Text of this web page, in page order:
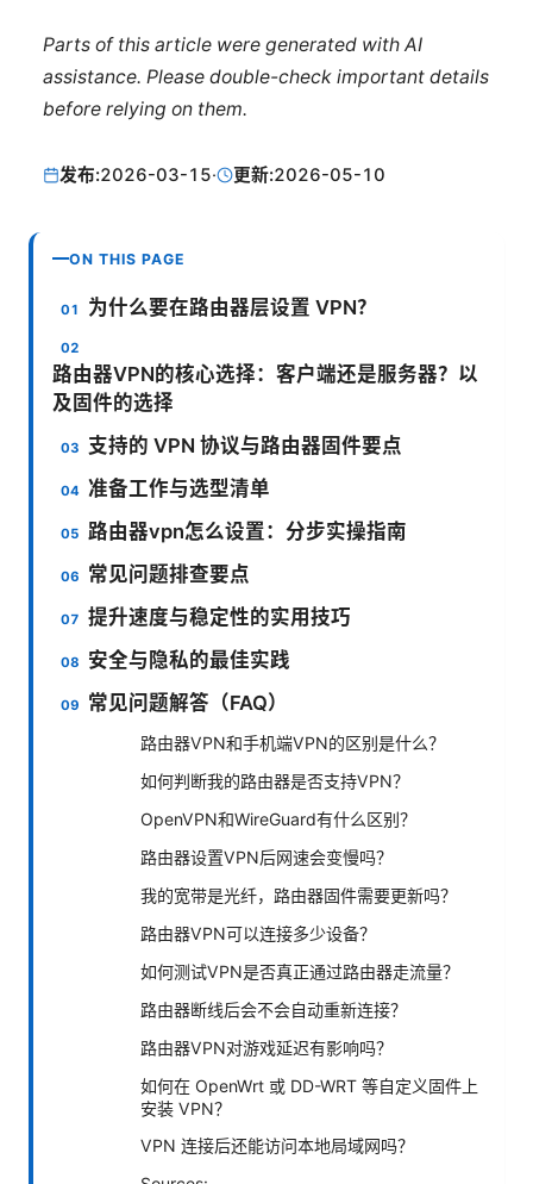
Parts of this article were generated with AI
assistance. Please double-check important details
before relying on them.
发布:2026-03-15· 更新:2026-05-10
ON THIS PAGE
为什么要在路由器层设置 VPN？
路由器VPN的核心选择：客户端还是服务器？以
及固件的选择
支持的 VPN 协议与路由器固件要点
准备工作与选型清单
路由器vpn怎么设置：分步实操指南
常见问题排查要点
提升速度与稳定性的实用技巧
安全与隐私的最佳实践
常见问题解答（FAQ）
路由器VPN和手机端VPN的区别是什么？
如何判断我的路由器是否支持VPN？
OpenVPN和WireGuard有什么区别？
路由器设置VPN后网速会变慢吗？
我的宽带是光纤，路由器固件需要更新吗？
路由器VPN可以连接多少设备？
如何测试VPN是否真正通过路由器走流量？
路由器断线后会不会自动重新连接？
路由器VPN对游戏延迟有影响吗？
如何在 OpenWrt 或 DD-WRT 等自定义固件上
安装 VPN？
VPN 连接后还能访问本地局域网吗？